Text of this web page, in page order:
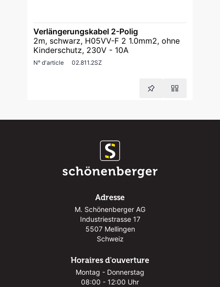
Verlängerungskabel 2-Polig
2m, schwarz, H05VV-F 2 1.0mm2, ohne
Kinderschutz, 230V - 10A
N° d'article 02.811.2SZ
Adresse
M. Schönenberger AG
Industriestrasse 17
5507 Mellingen
Schweiz
Horaires d'ouverture
Montag - Donnerstag
08:00 - 12:00 Uhr